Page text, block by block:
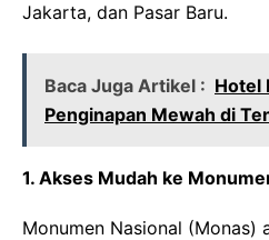
Jakarta, dan Pasar Baru.
Baca Juga Artikel : Hotel
Penginapan Mewah di
1. Akses Mudah ke
Monumen Nasional (Monas)